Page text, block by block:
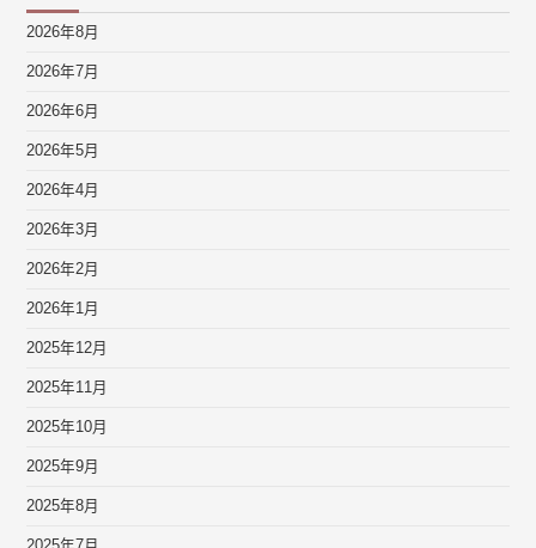
2026年8月
2026年7月
2026年6月
2026年5月
2026年4月
2026年3月
2026年2月
2026年1月
2025年12月
2025年11月
2025年10月
2025年9月
2025年8月